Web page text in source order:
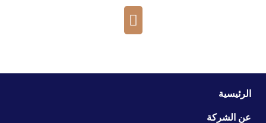
الرئيسية
عن الشركة